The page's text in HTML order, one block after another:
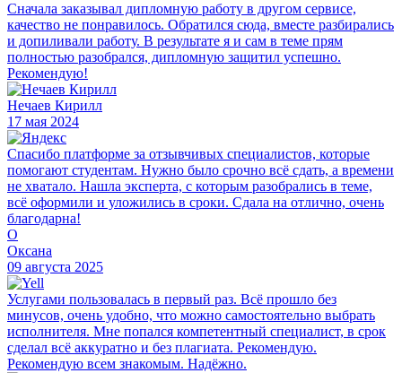
Сначала заказывал дипломную работу в другом сервисе,
качество не понравилось. Обратился сюда, вместе разбирались
и допиливали работу. В результате я и сам в теме прям
полностью разобрался, дипломную защитил успешно.
Рекомендую!
Нечаев Кирилл
17 мая 2024
Спасибо платформе за отзывчивых специалистов, которые
помогают студентам. Нужно было срочно всё сдать, а времени
не хватало. Нашла эксперта, с которым разобрались в теме,
всё оформили и уложились в сроки. Сдала на отлично, очень
благодарна!
О
Оксана
09 августа 2025
Услугами пользовалась в первый раз. Всё прошло без
минусов, очень удобно, что можно самостоятельно выбрать
исполнителя. Мне попался компетентный специалист, в срок
сделал всё аккуратно и без плагиата. Рекомендую.
Рекомендую всем знакомым. Надёжно.